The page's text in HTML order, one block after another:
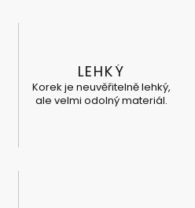
LEHKÝ
Korek je neuvěřitelně lehký,
ale velmi odolný materiál.